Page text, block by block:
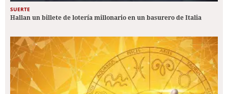
SUERTE
Hallan un billete de lotería millonario en un basurero de Italia